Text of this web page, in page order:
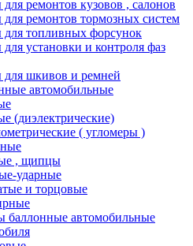
ремонтов кузовов , салонов
ремонтов тормозных систем
топливных форсунок
установки и контроля фаз
шкивов и ремней
автомобильные
(диэлектрические)
( угломеры )
, щипцы
ударные
и торцовые
баллонные автомобильные